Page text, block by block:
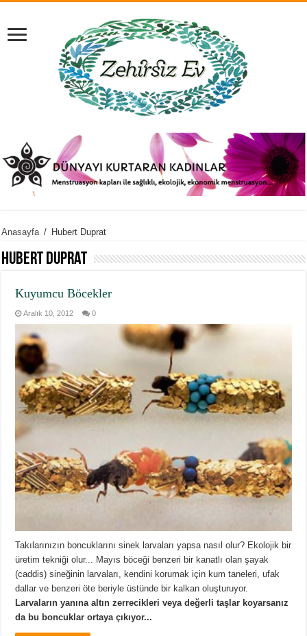
Anasayfa / Hubert Duprat
Hubert Duprat
Kuyumcu Böcekler
Aralık 10, 2012 0
Takılarınızın boncuklarını sinek larvaları yapsa nasıl olur? Ekolojik bir
üretim tekniği olur... Mayıs böceği benzeri bir kanatlı olan şayak
(caddis) sineğinin larvaları, kendini korumak için kum taneleri, ufak
dallar ve benzeri öte beriyle üstünde bir kalkan oluşturuyor.
Larvaların yanına altın zerrecikleri veya değerli taşlar koyarsanız
da bu boncuklar ortaya çıkıyor...